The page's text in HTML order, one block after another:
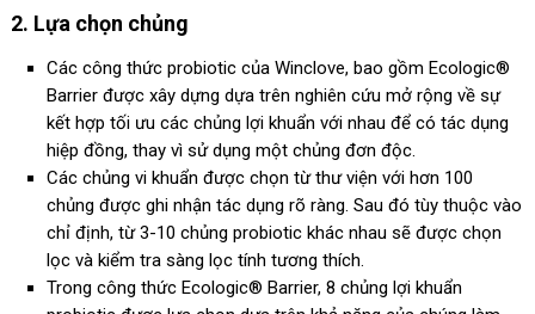
2. Lựa chọn chủng
Các công thức probiotic của Winclove, bao gồm Ecologic®
Barrier được xây dựng dựa trên nghiên cứu mở rộng về sự
kết hợp tối ưu các chủng lợi khuẩn với nhau để có tác dụng
hiệp đồng, thay vì sử dụng một chủng đơn độc.
Các chủng vi khuẩn được chọn từ thư viện với hơn 100
chủng được ghi nhận tác dụng rõ ràng. Sau đó tùy thuộc vào
chỉ định, từ 3-10 chủng probiotic khác nhau sẽ được chọn
lọc và kiểm tra sàng lọc tính tương thích.
Trong công thức Ecologic® Barrier, 8 chủng lợi khuẩn